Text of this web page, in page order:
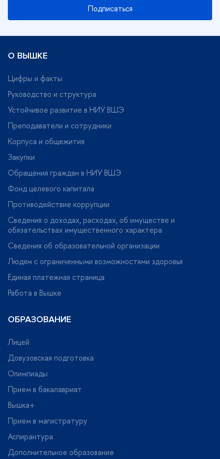
Подписаться
О ВЫШКЕ
Цифры и факты
Руководство и структура
Устойчивое развитие в НИУ ВШЭ
Преподаватели и сотрудники
Корпуса и общежития
Закупки
Обращения граждан в НИУ ВШЭ
Фонд целевого капитала
Противодействие коррупции
Сведения о доходах, расходах, об имуществе и
обязательствах имущественного характера
Сведения об образовательной организации
Людям с ограниченными возможностями здоровья
Единая платежная страница
Работа в Вышке
ОБРАЗОВАНИЕ
Лицей
Довузовская подготовка
Олимпиады
Прием в бакалавриат
ышка+
Прием в магистратуру
Аспирантура
Дополнительное образование